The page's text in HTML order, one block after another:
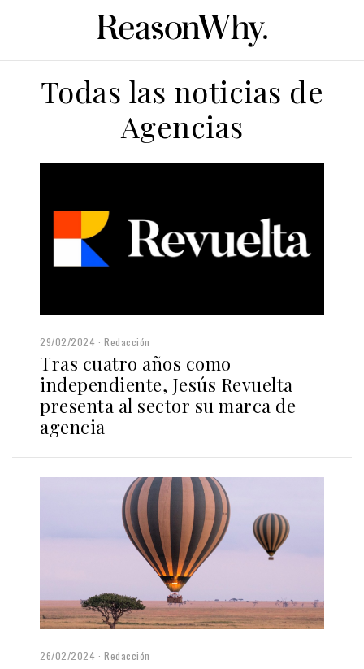
Todas las noticias de
Agencias
29/02/2024 Redacción
Tras cuatro años como
independiente, Jesús Revuelta
presenta al sector su marca de
agencia
26/02/2024 Redacción